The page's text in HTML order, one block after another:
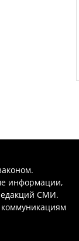
информации,
СМИ.
коммуникациям